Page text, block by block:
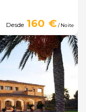
Desde 160 €/ Noite